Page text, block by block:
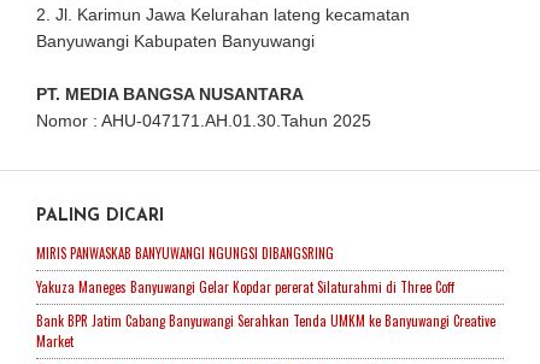
2. Jl. Karimun Jawa Kelurahan lateng kecamatan
Banyuwangi Kabupaten Banyuwangi
PT. MEDIA BANGSA NUSANTARA
Nomor : AHU-047171.AH.01.30.Tahun 2025
PALING DICARI
MIRIS PANWASKAB BANYUWANGI NGUNGSI DIBANGSRING
Yakuza Maneges Banyuwangi Gelar Kopdar pererat Silaturahmi di Three Coff
Bank BPR Jatim Cabang Banyuwangi Serahkan Tenda UMKM ke Banyuwangi Creative
Market